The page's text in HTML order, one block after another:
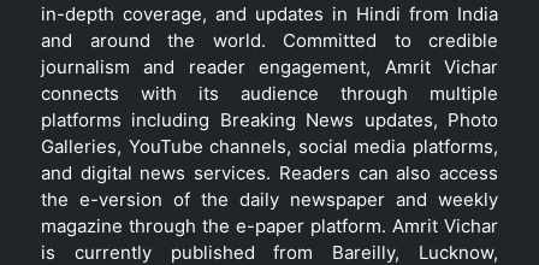
in-depth coverage, and updates in Hindi from India
and around the world. Committed to credible
journalism and reader engagement, Amrit Vichar
connects with its audience through multiple
platforms including Breaking News updates, Photo
Galleries, YouTube channels, social media platforms,
and digital news services. Readers can also access
the e-version of the daily newspaper and weekly
magazine through the e-paper platform. Amrit Vichar
is currently published from Bareilly, Lucknow,